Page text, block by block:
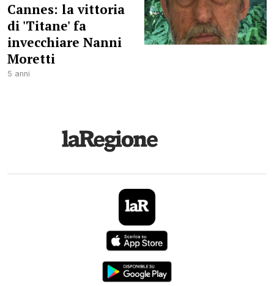
Cannes: la vittoria
di 'Titane' fa
invecchiare Nanni
Moretti
5 anni